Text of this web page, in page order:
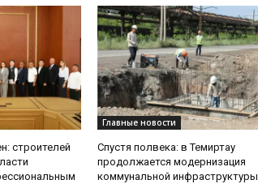
строителей
Главные новости
Спустя полвека: в Темиртау
продолжается модернизация
коммунальной инфраструктуры